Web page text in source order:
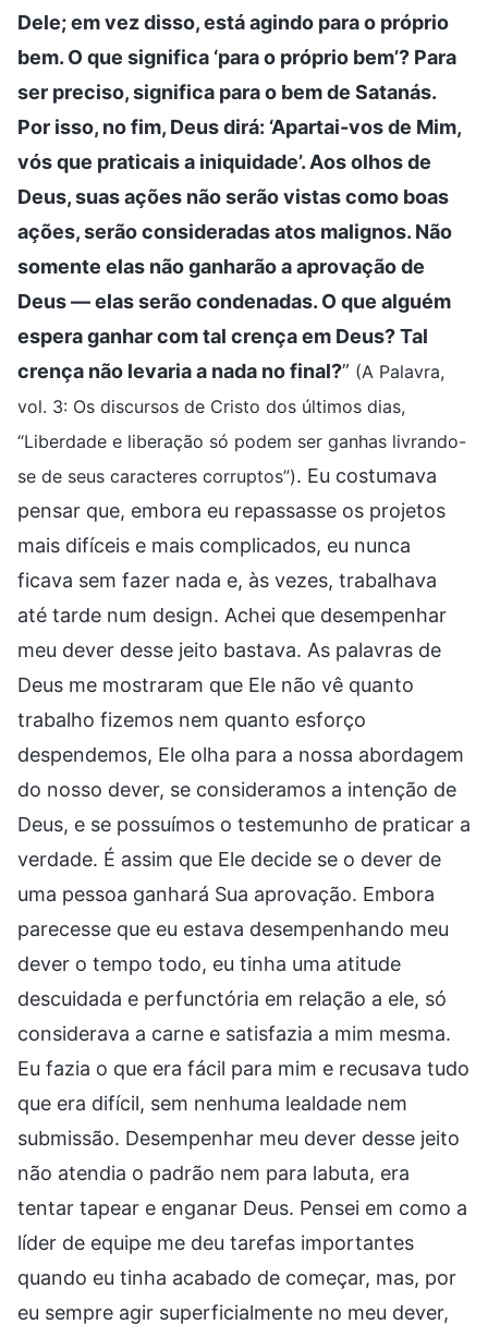
Dele; em vez disso, está agindo para o próprio
bem. O que significa ‘para o próprio bem’? Para
ser preciso, significa para o bem de Satanás.
Por isso, no fim, Deus dirá: ‘Apartai-vos de Mim,
vós que praticais a iniquidade’. Aos olhos de
Deus, suas ações não serão vistas como boas
ações, serão consideradas atos malignos. Não
somente elas não ganharão a aprovação de
Deus — elas serão condenadas. O que alguém
espera ganhar com tal crença em Deus? Tal
crença não levaria a nada no final?” (A Palavra,
vol. 3: Os discursos de Cristo dos últimos dias,
“Liberdade e liberação só podem ser ganhas livrando-
se de seus caracteres corruptos”). Eu costumava
pensar que, embora eu repassasse os projetos
mais difíceis e mais complicados, eu nunca
ficava sem fazer nada e, às vezes, trabalhava
até tarde num design. Achei que desempenhar
meu dever desse jeito bastava. As palavras de
Deus me mostraram que Ele não vê quanto
trabalho fizemos nem quanto esforço
despendemos, Ele olha para a nossa abordagem
do nosso dever, se consideramos a intenção de
Deus, e se possuímos o testemunho de praticar a
verdade. É assim que Ele decide se o dever de
uma pessoa ganhará Sua aprovação. Embora
parecesse que eu estava desempenhando meu
dever o tempo todo, eu tinha uma atitude
descuidada e perfunctória em relação a ele, só
considerava a carne e satisfazia a mim mesma.
Eu fazia o que era fácil para mim e recusava tudo
que era difícil, sem nenhuma lealdade nem
submissão. Desempenhar meu dever desse jeito
não atendia o padrão nem para labuta, era
tentar tapear e enganar Deus. Pensei em como a
líder de equipe me deu tarefas importantes
quando eu tinha acabado de começar, mas, por
eu sempre agir superficialmente no meu dever,